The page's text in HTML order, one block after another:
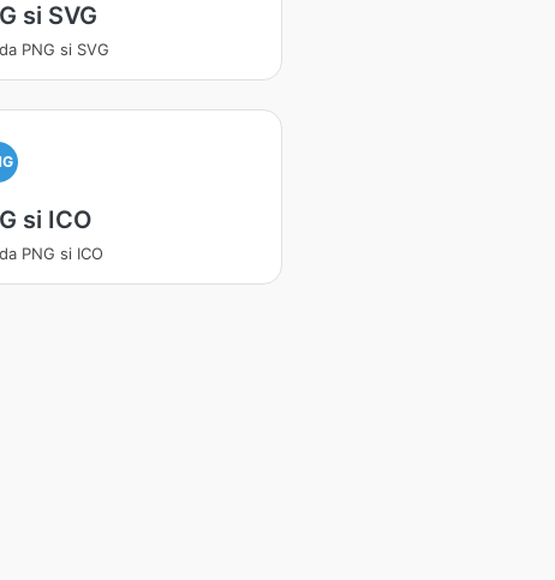
si SVG
PNG si SVG
si ICO
PNG si ICO